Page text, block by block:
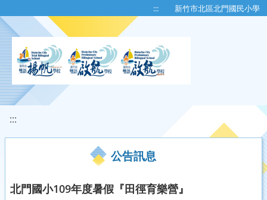
::: 新竹市北區北門國民小學
:::
公告訊息
北門國小109年度暑假『田徑育樂營』